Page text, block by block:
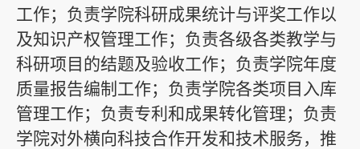
工作；负责学院科研成果统计与评奖工作以
及知识产权管理工作；负责各级各类教学与
科研项目的结题及验收工作；负责学院年度
质量报告编制工作；负责学院各类项目入库
管理工作；负责专利和成果转化管理；负责
学院对外横向科技合作开发和技术服务，推